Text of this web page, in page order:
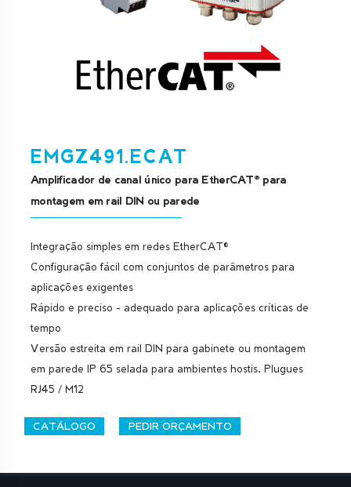
EMGZ491.ECAT
Amplificador de canal único para EtherCAT® para
montagem em rail DIN ou parede
Integração simples em redes EtherCAT®
Configuração fácil com conjuntos de parâmetros para
aplicações exigentes
Rápido e preciso - adequado para aplicações críticas de
tempo
Versão estreita em rail DIN para gabinete ou montagem
em parede IP 65 selada para ambientes hostis. Plugues
RJ45 / M12
CATÁLOGO PEDIR ORÇAMENTO